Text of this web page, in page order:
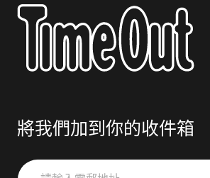
將我們加到你的收件箱
請